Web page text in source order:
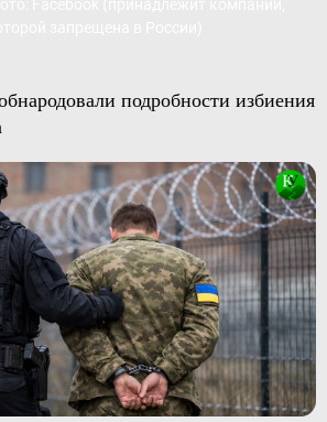
подробности избиения